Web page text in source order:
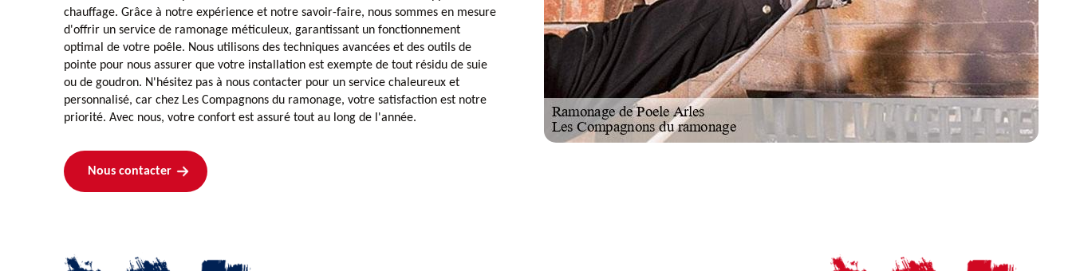
chauffage. Grâce à notre expérience et notre savoir-faire, nous sommes en mesure
d'offrir un service de ramonage méticuleux, garantissant un fonctionnement
optimal de votre poêle. Nous utilisons des techniques avancées et des outils de
pointe pour nous assurer que votre installation est exempte de tout résidu de suie
ou de goudron. N'hésitez pas à nous contacter pour un service chaleureux et
personnalisé, car chez Les Compagnons du ramonage, votre satisfaction est notre
priorité. Avec nous, votre confort est assuré tout au long de l'année.
Nous contacter